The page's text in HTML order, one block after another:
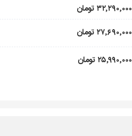
۳۲٬۲۹۰٬۰۰۰ تومان
۲۷٬۶۹۰٬۰۰۰ تومان
۲۵٬۹۹۰٬۰۰۰ تومان